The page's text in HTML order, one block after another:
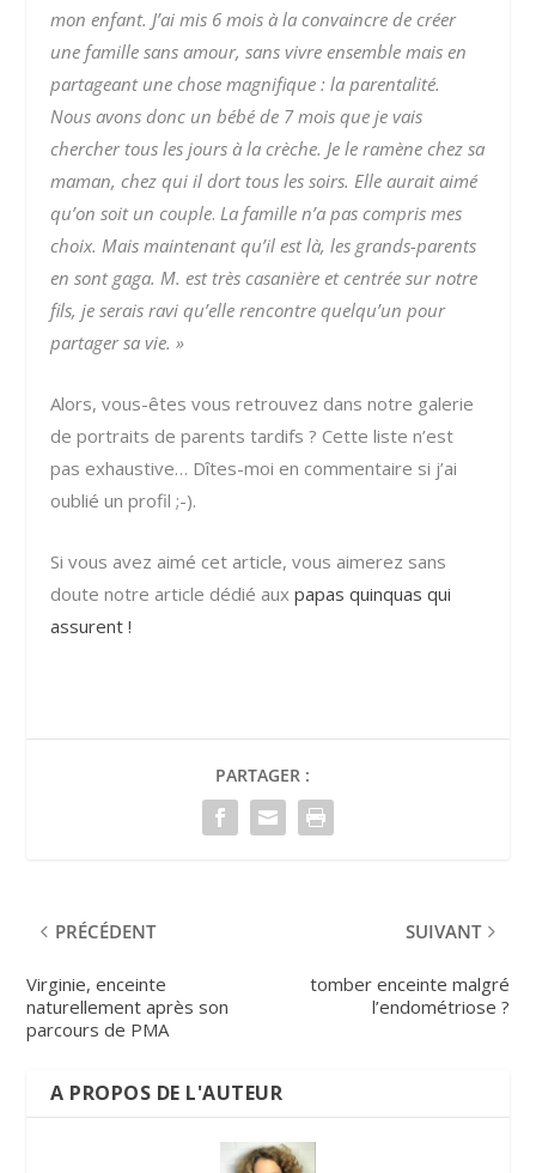
mon enfant. J’ai mis 6 mois à la convaincre de créer
une famille sans amour, sans vivre ensemble mais en
partageant une chose magnifique : la parentalité.
Nous avons donc un bébé de 7 mois que je vais
chercher tous les jours à la crèche. Je le ramène chez sa
maman, chez qui il dort tous les soirs. Elle aurait aimé
qu’on soit un couple. La famille n’a pas compris mes
choix. Mais maintenant qu’il est là, les grands-parents
en sont gaga. M. est très casanière et centrée sur notre
fils, je serais ravi qu’elle rencontre quelqu’un pour
partager sa vie. »
Alors, vous-êtes vous retrouvez dans notre galerie
de portraits de parents tardifs ? Cette liste n’est
pas exhaustive… Dîtes-moi en commentaire si j’ai
oublié un profil ;-).
Si vous avez aimé cet article, vous aimerez sans
doute notre article dédié auxpapas quinquas qui
assurent !
PARTAGER :
PRÉCÉDENT
Virginie, enceinte
naturellement après son
parcours de PMA
SUIVANT
tomber enceinte malgré
l’endométriose ?
A PROPOS DE L'AUTEUR